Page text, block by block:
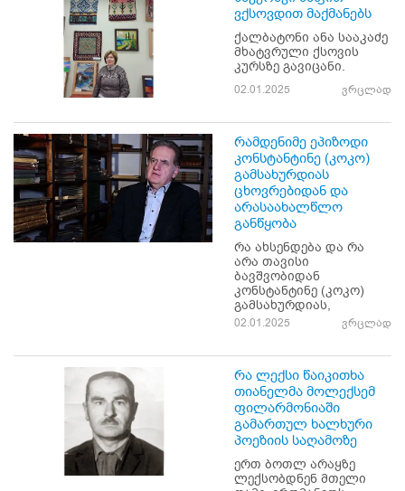
ვქსოვდით მაქმანებს
ქალბატონი ანა სააკაძე
მხატვრული ქსოვის
კურსზე გავიცანი.
02.01.2025 ვრცლად
რამდენიმე ეპიზოდი
კონსტანტინე (კოკო)
გამსახურდიას
ცხოვრებიდან და
არასაახალწლო
განწყობა
რა ახსენდება და რა
არა თავისი
ბავშვობიდან
კონსტანტინე (კოკო)
გამსახურდიას,
02.01.2025 ვრცლად
რა ლექსი წაიკითხა
თიანელმა მოლექსემ
ფილარმონიაში
გამართულ ხალხური
პოეზიის საღამოზე
ერთ ბოთლ არაყზე
ლექსობდნენ მთელი